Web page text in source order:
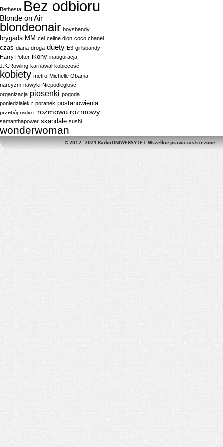
Bethesta Bez odbioru
Blonde on Air
blondeonair boysbandy
brygada MM cel celine dion coco chanel
czas diana droga duety E3 girlsbandy
Harry Potter ikony inauguracja
J.K.Rowling karnawał kobiecość
kobiety metro Michelle Obama
narcyzm nawyki Niepodległość
organizacja piosenki pogoda
poniedziałek r poranek postanowienia
przebój radio r rozmowa rozmowy
samanthapower skandale sushi
wonderwoman
© 2012 - 2021 Radio UNIWERSYTET. Wszelkie prawa zastrzeżone.